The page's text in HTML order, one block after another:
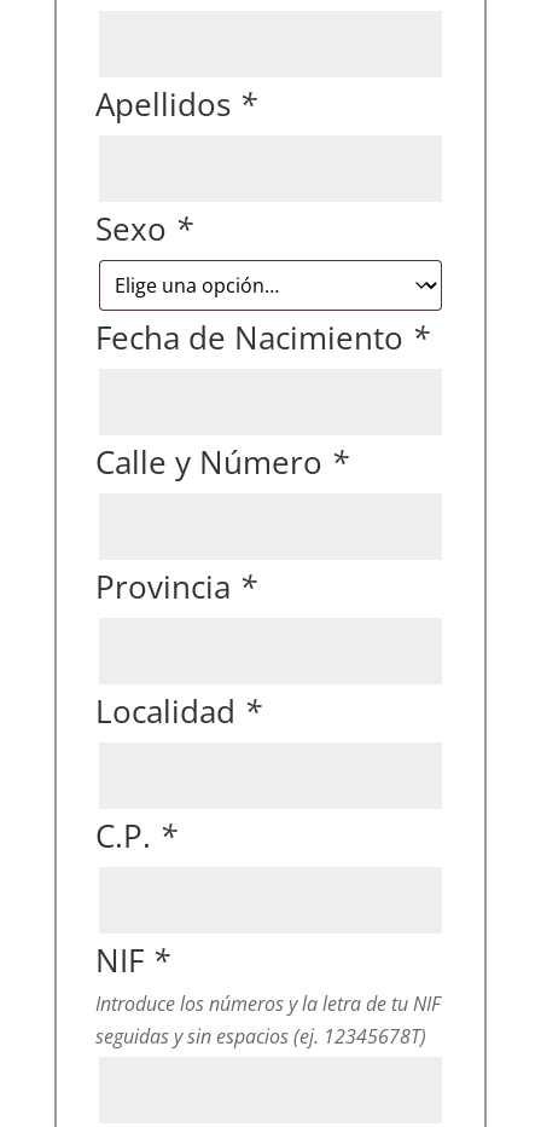
Apellidos *
Sexo *
Fecha de Nacimiento *
Calle y Número *
Provincia *
Localidad *
C.P. *
NIF *
Introduce los números y la letra de tu NIF
seguidas y sin espacios (ej. 12345678T)